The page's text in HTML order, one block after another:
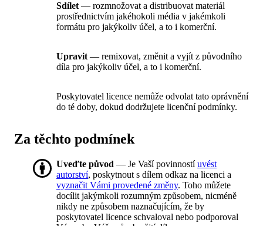
Sdílet — rozmnožovat a distribuovat materiál
prostřednictvím jakéhokoli média v jakémkoli
formátu pro jakýkoliv účel, a to i komerční.
Upravit — remixovat, změnit a vyjít z původního
díla pro jakýkoliv účel, a to i komerční.
Poskytovatel licence nemůže odvolat tato oprávnění
do té doby, dokud dodržujete licenční podmínky.
Za těchto podmínek
Uveďte původ — Je Vaší povinnostíuvést
autorství, poskytnout s dílem odkaz na licenci a
vyznačit Vámi provedené změny. Toho můžete
docílit jakýmkoli rozumným způsobem, nicméně
nikdy ne způsobem naznačujícím, že by
poskytovatel licence schvaloval nebo podporoval